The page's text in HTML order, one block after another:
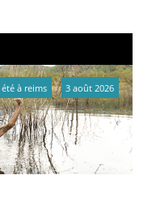
à reims 3 août 2026